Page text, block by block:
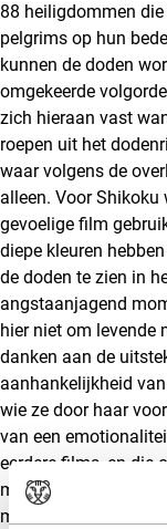
88 heiligdommen
pelgrims op hun
kunnen de doden
omgekeerde
zich hieraan vast
roepen uit het
waar volgens de
alleen. Voor Shikoku
gevoelige film
diepe kleuren
de doden te zien in
angstaanjagend
hier niet om levende
danken aan de
aanhankelijkheid
wie ze door haar
van een
eerdere films, en die
maatschappij die
moraal van de mens